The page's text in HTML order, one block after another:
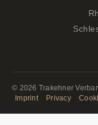
© 2026 Trakehner
Imprint
Privacy